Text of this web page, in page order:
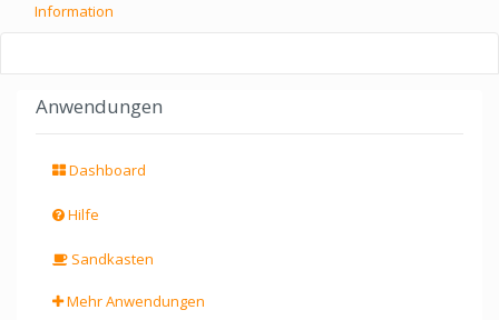
Information
Anwendungen
Dashboard
Hilfe
Sandkasten
Mehr Anwendungen